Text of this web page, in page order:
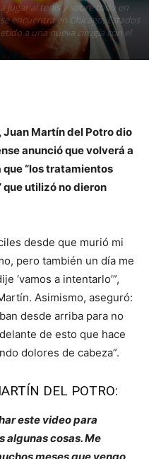
jugar al tenis y sobre todo en
encuentra en Chicago, Estados
a una nueva cirugía con el
Martín del Potro dio
anunció que volverá a
“los tratamientos
utilizó no dieron
desde que murió mi
pero también un día me
‘vamos a intentarlo’”,
Asimismo, aseguró:
desde arriba para no
de esto que hace
dolores de cabeza”.
DEL POTRO:
este video para
algunas cosas. Me